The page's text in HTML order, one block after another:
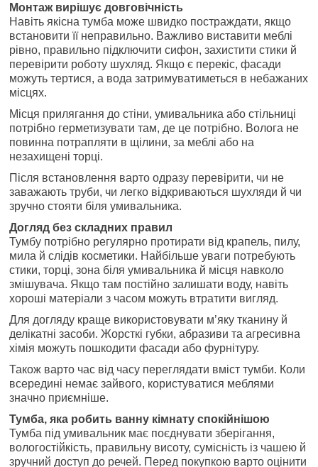
Монтаж вирішує довговічність
Навіть якісна тумба може швидко постраждати, якщо
встановити її неправильно. Важливо виставити меблі
рівно, правильно підключити сифон, захистити стики й
перевірити роботу шухляд. Якщо є перекіс, фасади
можуть тертися, а вода затримуватиметься в небажаних
місцях.
Місця прилягання до стіни, умивальника або стільниці
потрібно герметизувати там, де це потрібно. Волога не
повинна потрапляти в щілини, за меблі або на
незахищені торці.
Після встановлення варто одразу перевірити, чи не
заважають труби, чи легко відкриваються шухляди й чи
зручно стояти біля умивальника.
Догляд без складних правил
Тумбу потрібно регулярно протирати від крапель, пилу,
мила й слідів косметики. Найбільше уваги потребують
стики, торці, зона біля умивальника й місця навколо
змішувача. Якщо там постійно залишати воду, навіть
хороші матеріали з часом можуть втратити вигляд.
Для догляду краще використовувати м’яку тканину й
делікатні засоби. Жорсткі губки, абразиви та агресивна
хімія можуть пошкодити фасади або фурнітуру.
Також варто час від часу переглядати вміст тумби. Коли
всередині немає зайвого, користуватися меблями
значно приємніше.
Тумба, яка робить ванну кімнату спокійнішою
Тумба під умивальник має поєднувати зберігання,
вологостійкість, правильну висоту, сумісність із чашею й
зручний доступ до речей. Перед покупкою варто оцінити